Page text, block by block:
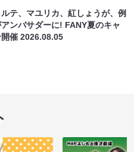
ルテ、マユリカ、紅しょうが、例
ンバサダーに! FANY夏のキャ
開催2026.08.05